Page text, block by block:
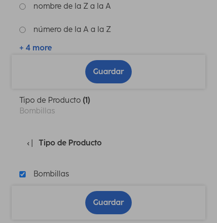
nombre de la Z a la A
número de la A a la Z
+ 4 more
Guardar
Tipo de Producto (1)
Bombillas
Tipo de Producto
Bombillas
Guardar